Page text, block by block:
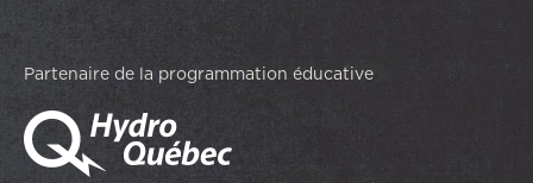
Partenaire de la programmation éducative